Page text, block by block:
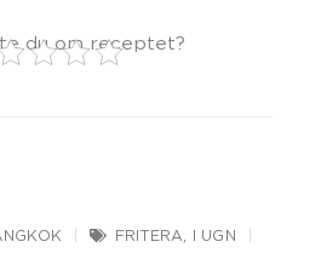
du om receptet?
FRITERA
I UGN